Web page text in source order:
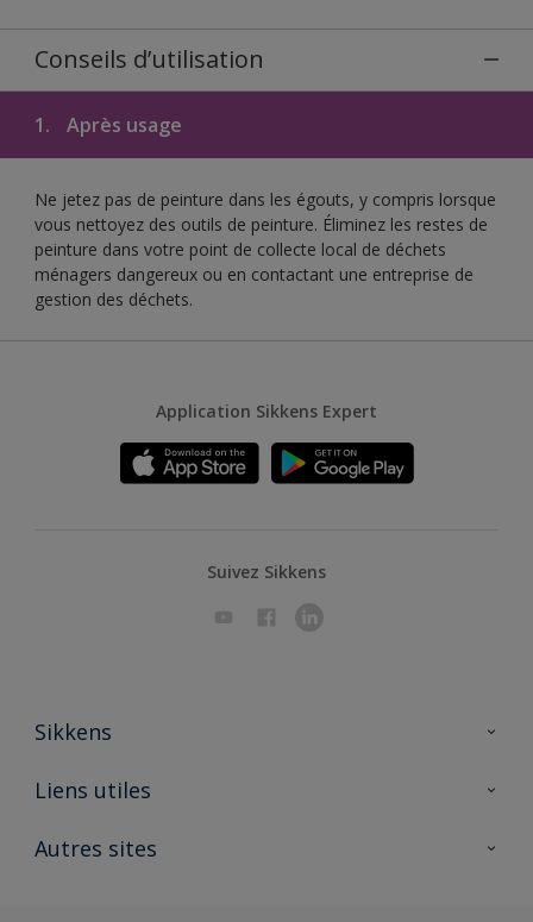
Conseils d’utilisation
1. Après usage
Ne jetez pas de peinture dans les égouts, y compris lorsque
vous nettoyez des outils de peinture. Éliminez les restes de
peinture dans votre point de collecte local de déchets
ménagers dangereux ou en contactant une entreprise de
gestion des déchets.
Application Sikkens Expert
Suivez Sikkens
Sikkens
A propos de Sikkens
Liens utiles
Ouvrir un magasin PASS
Autres sites